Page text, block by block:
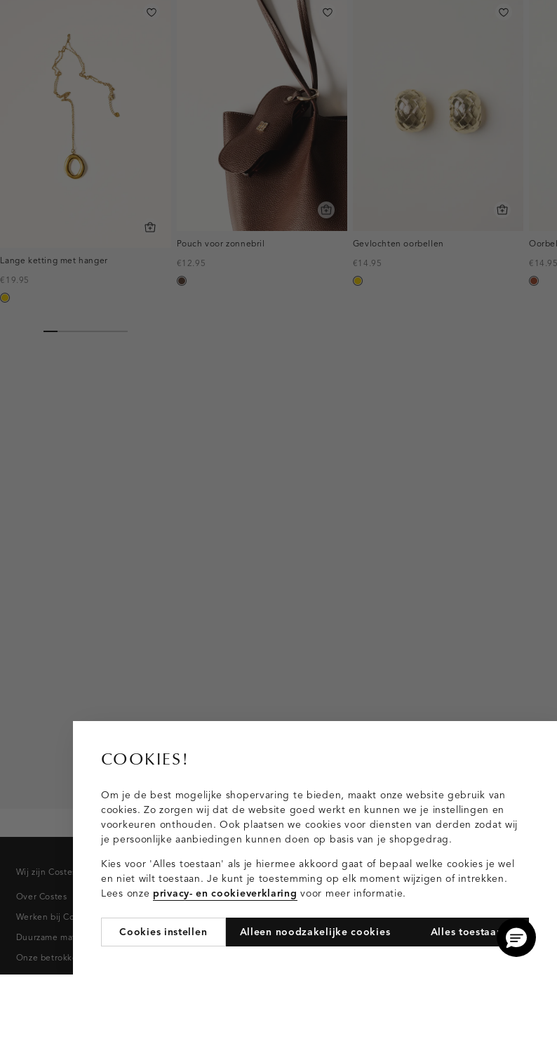
Lange ketting met hanger
€19.95
goud
Pouch voor zonnebril
€12.95
donkerbruin
Gevlochten oorbellen
€14.95
goud bruin
Wij zijn Costes
Over Costes
Werken bij Costes
Duurzame materialen
Onze betrokkenheid
Onze winkels
Topcategorieën voor jou
Jeans
Broeken
Blazers & gilets
COOKIES!
Om je de best mogelijke shopervaring te bieden, maakt onze website gebruik van
cookies. Zo zorgen wij dat de website goed werkt en kunnen we je instellingen en
voorkeuren onthouden. Ook plaatsen we cookies voor diensten van derden zodat wij
je persoonlijke aanbiedingen kunnen doen op basis van je shopgedrag.
Kies voor 'Alles toestaan' als je hiermee akkoord gaat of bepaal welke cookies je wel
en niet wilt toestaan. Je kunt je toestemming op elk moment wijzigen of intrekken.
Lees onze privacy- en cookieverklaring voor meer informatie.
Alles toestaan
Alleen noodzakelijke cookies
Cookies instellen